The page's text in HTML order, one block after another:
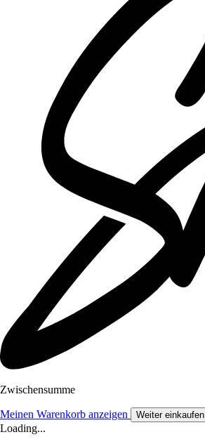
Zwischensumme
Meinen Warenkorb anzeigen Weiter einkaufen
Loading...